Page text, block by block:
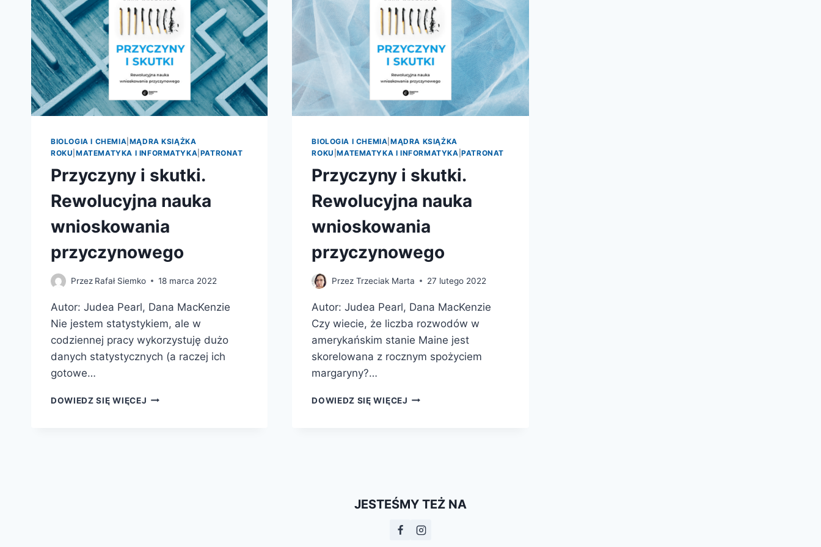
BIOLOGIA I CHEMIA MĄDRA KSIĄŻKA
ROKU MATEMATYKA I INFORMATYKA PATRONAT
Przyczyny i skutki.
Rewolucyjna nauka
wnioskowania
przyczynowego
Przez Rafał Siemko 18 marca 2022
Autor: Judea Pearl, Dana MacKenzie
Nie jestem statystykiem, ale w
codziennej pracy wykorzystuję dużo
danych statystycznych (a raczej ich
gotowe…
DOWIEDZ SIĘ WIĘCEJ PRZYCZYNY
BIOLOGIA I CHEMIA |MĄDRA KSIĄŻKA
ROKU |MATEMATYKA I INFORMATYKA |PATRONAT
Przyczyny i skutki.
Rewolucyjna nauka
wnioskowania
przyczynowego
Przez Trzeciak Marta 27 lutego 2022
Autor: Judea Pearl, Dana MacKenzie
Czy wiecie, że liczba rozwodów w
amerykańskim stanie Maine jest
skorelowana z rocznym spożyciem
margaryny?…
DOWIEDZ SIĘ WIĘCEJ PRZYCZYNY
JESTEŚMY TEŻ NA